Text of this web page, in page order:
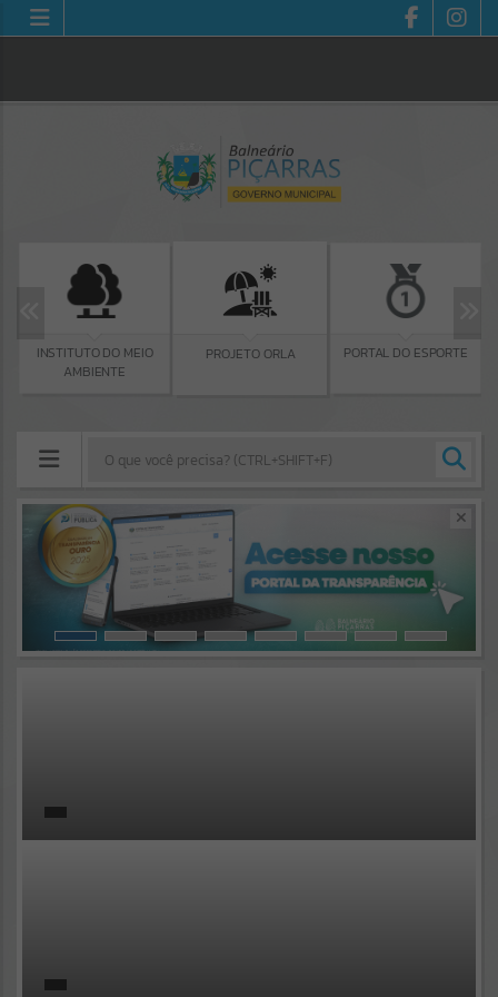
INSTITUTO DO MEIO
AMBIENTE
PROJETO ORLA PORTAL DO ESPORTE
Resultados para
Portais
Por favor, aguarde...
Por favor, aguarde...